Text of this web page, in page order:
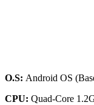
O.S: Android OS
CPU: Quad-Core